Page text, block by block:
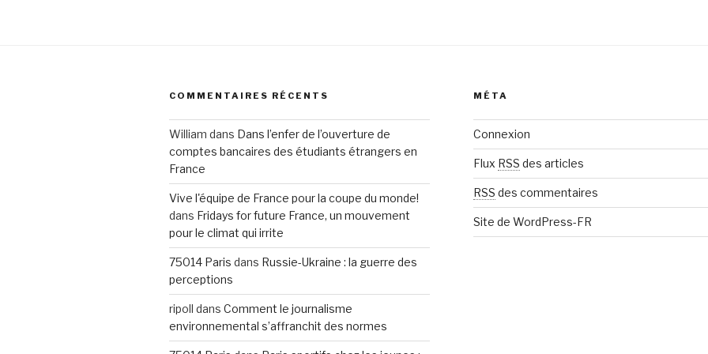
COMMENTAIRES RÉCENTS
William dans Dans l’enfer de l’ouverture de
comptes bancaires des étudiants étrangers en
France
Vive l'équipe de France pour la coupe du monde!
dans Fridays for future France, un mouvement
pour le climat qui irrite
75014 Paris dans Russie-Ukraine : la guerre des
perceptions
ripoll dans Comment le journalisme
environnemental s’affranchit des normes
MÉTA
Connexion
Flux RSS des articles
RSS des commentaires
Site de WordPress-FR